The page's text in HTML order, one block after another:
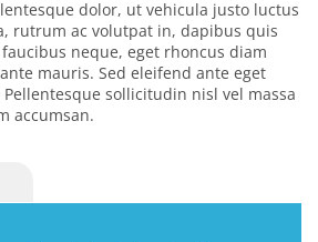
dolor, ut vehicula justo luctus
rutrum ac volutpat in, dapibus quis
neque, eget rhoncus diam
mauris. Sed eleifend ante eget
sollicitudin nisl vel massa
accumsan.